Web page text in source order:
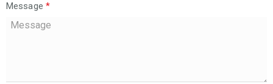
Message *